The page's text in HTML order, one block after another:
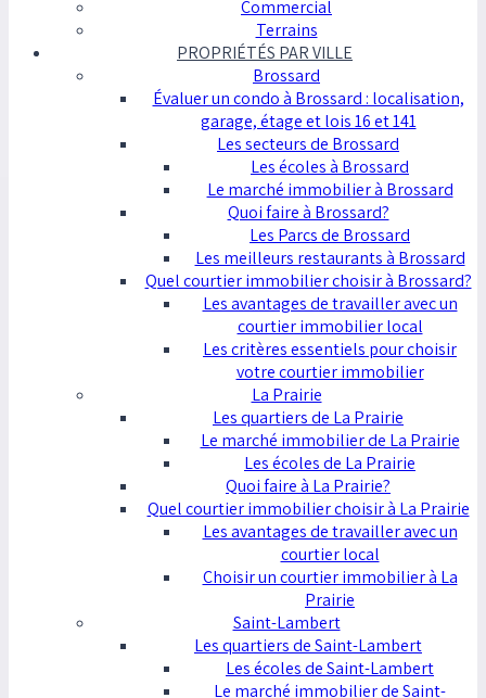
Commercial
Terrains
PROPRIÉTÉS PAR VILLE
Brossard
Évaluer un condo à Brossard : localisation,
garage, étage et lois 16 et 141
Les secteurs de Brossard
Les écoles à Brossard
Le marché immobilier à Brossard
Quoi faire à Brossard?
Les Parcs de Brossard
Les meilleurs restaurants à Brossard
Quel courtier immobilier choisir à Brossard?
Les avantages de travailler avec un
courtier immobilier local
Les critères essentiels pour choisir
votre courtier immobilier
La Prairie
Les quartiers de La Prairie
Le marché immobilier de La Prairie
Les écoles de La Prairie
Quoi faire à La Prairie?
Quel courtier immobilier choisir à La Prairie
Les avantages de travailler avec un
courtier local
Choisir un courtier immobilier à La
Prairie
Saint-Lambert
Les quartiers de Saint-Lambert
Les écoles de Saint-Lambert
Le marché immobilier de Saint-